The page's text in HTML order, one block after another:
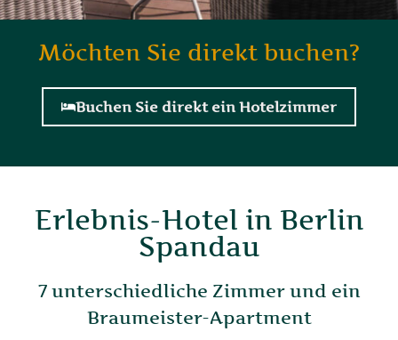
Möchten Sie direkt buchen?
Buchen Sie direkt ein Hotelzimmer
Erlebnis-Hotel in Berlin
Spandau
7 unterschiedliche Zimmer und ein
Braumeister-Apartment